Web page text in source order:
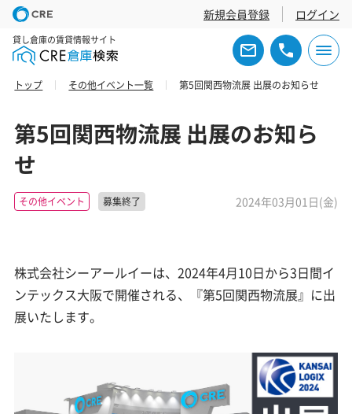
新規会員登録 ログイン
貸し倉庫の賃貸情報サイト
トップ その他イベント一覧 第5回関西物流展 出展のお知らせ
第5回関西物流展 出展のお知ら
せ
その他イベント 募集終了 2024年03月01日(金)
株式会社シーアールイーは、2024年4月10日から3日間イ
ンテックス大阪で開催される、『第5回関西物流展』に出
展いたします。